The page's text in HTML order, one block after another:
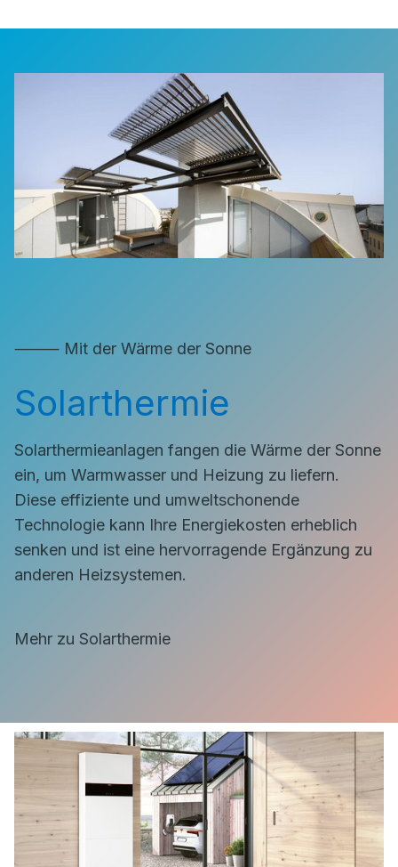
⸻ Mit der Wärme der Sonne
Solarthermie
Solarthermieanlagen fangen die Wärme der Sonne
ein, um Warmwasser und Heizung zu liefern.
Diese effiziente und umweltschonende
Technologie kann Ihre Energiekosten erheblich
senken und ist eine hervorragende Ergänzung zu
anderen Heizsystemen.
Mehr zu Solarthermie